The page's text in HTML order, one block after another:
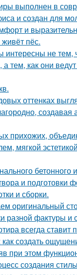
выполнен в
и создан для
и
пёс.
интересны не тем,
а тем, как они
оттенках
прихожих,
мягкой
бетонного
и подготовки
и сборки.
оригинальный
разной фактуры и
всегда ставит
создать
при этом
создания